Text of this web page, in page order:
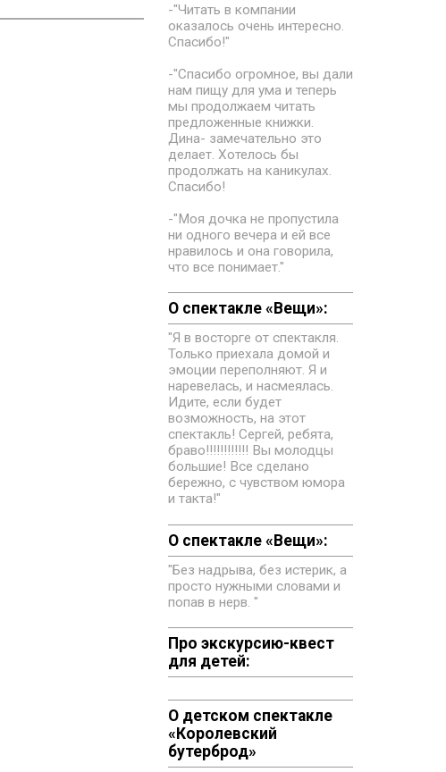
-"Читать в компании
оказалось очень интересно.
Спасибо!"
-"Спасибо огромное, вы дали
нам пищу для ума и теперь
мы продолжаем читать
предложенные книжки.
Дина- замечательно это
делает. Хотелось бы
продолжать на каникулах.
Спасибо!
-"Моя дочка не пропустила
ни одного вечера и ей все
нравилось и она говорила,
что все понимает."
О спектакле «Вещи»:
"Я в восторге от спектакля.
Только приехала домой и
эмоции переполняют. Я и
наревелась, и насмеялась.
Идите, если будет
возможность, на этот
спектакль! Сергей, ребята,
браво!!!!!!!!!!!! Вы молодцы
большие! Все сделано
бережно, с чувством юмора
и такта!"
О спектакле «Вещи»:
"Без надрыва, без истерик, а
просто нужными словами и
попав в нерв. "
Про экскурсию-квест
для детей:
О детском спектакле
«‎Королевский
бутерброд»